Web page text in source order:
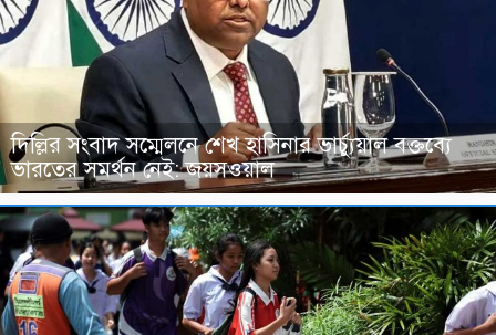
দিল্লির সংবাদ সম্মেলনে শেখ হাসিনার ভার্চ্যুয়াল বক্তব্যে
ভারতের সমর্থন নেই: জয়সওয়াল